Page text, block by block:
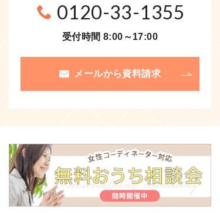
0120-33-1355
受付時間 8:00～17:00
メールから資料請求